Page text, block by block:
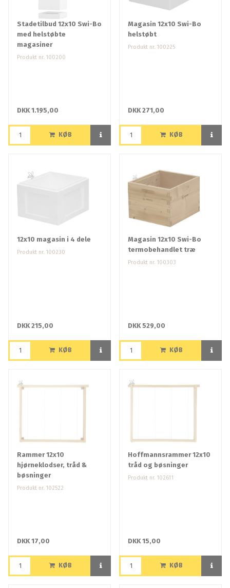
Stadetilbud 12x10 Swi-Bo
med helstøbte
magasiner
Produkt nr. 100200
DKK 1.195,00
KØB
Magasin 12x10 Swi-Bo
helstøbt
Produkt nr. 100225
DKK 271,00
KØB
12x10 magasin i 4 dele
Produkt nr. 100230
DKK 215,00
KØB
Magasin 12x10 Swi-Bo
termobehandlet træ
Produkt nr. 100303
DKK 529,00
KØB
Rammer 12x10
hjørneklodser, tråd &
bøsninger
Produkt nr. 102522
DKK 17,00
KØB
Hoffmannsrammer 12x10
tråd og bøsninger
Produkt nr. 102611
DKK 15,00
KØB